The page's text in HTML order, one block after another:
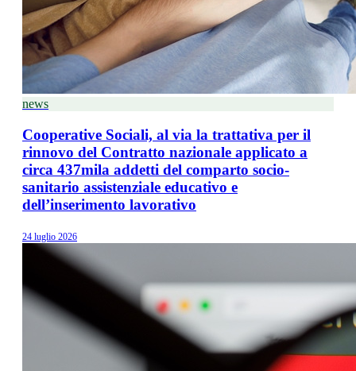
news
Cooperative Sociali, al via la trattativa per il
rinnovo del Contratto nazionale applicato a
circa 437mila addetti del comparto socio-
sanitario assistenziale educativo e
dell’inserimento lavorativo
24 luglio 2026